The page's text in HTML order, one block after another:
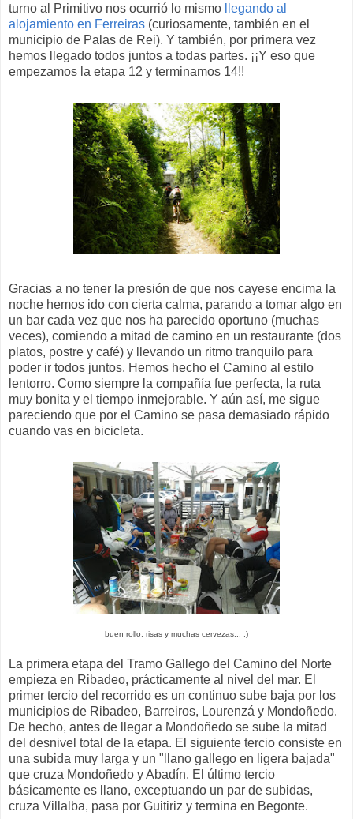
turno al Primitivo nos ocurrió lo mismo
llegando al
alojamiento en Ferreiras (curiosamente, también en el
municipio de Palas de Rei). Y también, por primera vez
hemos llegado todos juntos a todas partes. ¡¡Y eso que
empezamos la etapa 12 y terminamos 14!!
Gracias a no tener la presión de que nos cayese encima la
noche hemos ido con cierta calma, parando a tomar algo en
un bar cada vez que nos ha parecido oportuno (muchas
veces), comiendo a mitad de camino en un restaurante (dos
platos, postre y café) y llevando un ritmo tranquilo para
poder ir todos juntos. Hemos hecho el Camino al estilo
lentorro. Como siempre la compañía fue perfecta, la ruta
muy bonita y el tiempo inmejorable. Y aún así, me sigue
pareciendo que por el Camino se pasa demasiado rápido
cuando vas en bicicleta.
buen rollo, risas y muchas cervezas... ;)
La primera etapa del Tramo Gallego del Camino del Norte
empieza en Ribadeo, prácticamente al nivel del mar. El
primer tercio del recorrido es un continuo sube baja por los
municipios de Ribadeo, Barreiros, Lourenzá y Mondoñedo.
De hecho, antes de llegar a Mondoñedo se sube la mitad
del desnivel total de la etapa. El siguiente tercio consiste en
una subida muy larga y un "llano gallego en ligera bajada"
que cruza Mondoñedo y Abadín. El último tercio
básicamente es llano, exceptuando un par de subidas,
cruza Villalba, pasa por Guitiriz y termina en Begonte.